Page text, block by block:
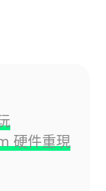
硬件重現